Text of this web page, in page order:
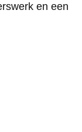
en een